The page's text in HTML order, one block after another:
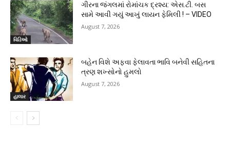
વિડિઓ
ગીરના જંગલમાં રોમાંચક દ્રશ્ય: એસ.ટી. બસ
સામે આવી ગયું આખું લાયન ફેમિલી ! – VIDEO
August 7, 2026
હાલાર
બહેન વિશે અફવા ફેલાવતા ભાવિ બનેવી સહિતના
ત્રણ શખ્સોનો હુમલો
August 7, 2026